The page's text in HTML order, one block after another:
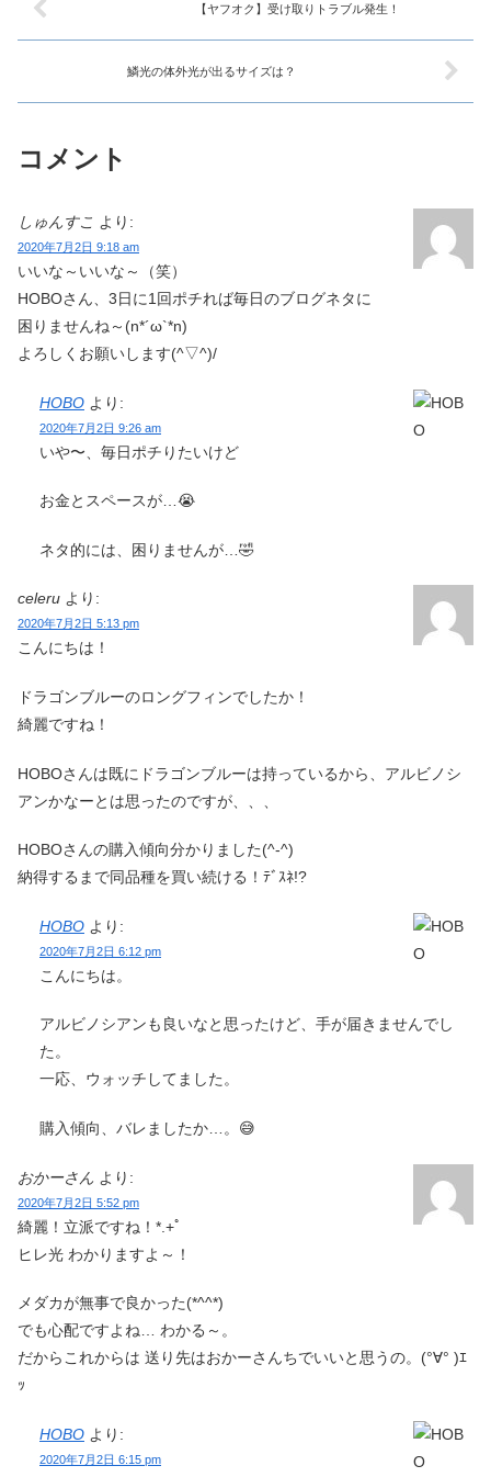
【ヤフオク】受け取りトラブル発生！
鱗光の体外光が出るサイズは？
コメント
しゅんすこ より:
2020年7月2日 9:18 am
いいな～いいな～（笑）
HOBOさん、3日に1回ポチれば毎日のブログネタに
困りませんね～(n*´ω`*n)
よろしくお願いします(^▽^)/
HOBO より:
2020年7月2日 9:26 am
いや〜、毎日ポチりたいけど
お金とスペースが…😭
ネタ的には、困りませんが…🤣
celeru より:
2020年7月2日 5:13 pm
こんにちは！
ドラゴンブルーのロングフィンでしたか！
綺麗ですね！
HOBOさんは既にドラゴンブルーは持っているから、アルビノシ
アンかなーとは思ったのですが、、、
HOBOさんの購入傾向分かりました(^-^)
納得するまで同品種を買い続ける！ﾃﾞｽﾈ!?
HOBO より:
2020年7月2日 6:12 pm
こんにちは。
アルビノシアンも良いなと思ったけど、手が届きませんでし
た。
一応、ウォッチしてました。
購入傾向、バレましたか…。😅
おかーさん より:
2020年7月2日 5:52 pm
綺麗！立派ですね！*.+ﾟ
ヒレ光 わかりますよ～！
メダカが無事で良かった(*^^*)
でも心配ですよね… わかる～。
だからこれからは 送り先はおかーさんちでいいと思うの。(°∀° )ｴ
ｯ
HOBO より:
2020年7月2日 6:15 pm